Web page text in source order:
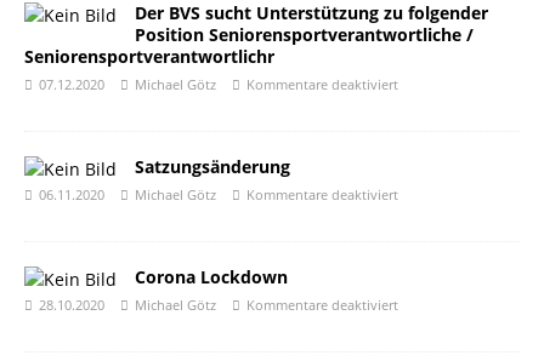
Der BVS sucht Unterstützung zu folgender
Position Seniorensportverantwortliche /
Seniorensportverantwortlichr
07.12.2020 Michael Götz Kommentare deaktiviert
Satzungsänderung
06.11.2020 Michael Götz Kommentare deaktiviert
Corona Lockdown
28.10.2020 Michael Götz Kommentare deaktiviert